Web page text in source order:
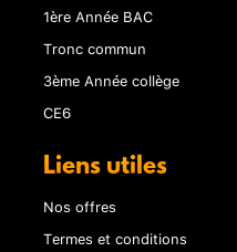
1ère Année BAC
Tronc commun
3ème Année collège
CE6
Liens utiles
Nos offres
Termes et conditions